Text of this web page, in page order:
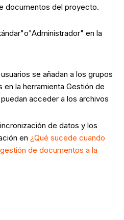
documentos del proyecto.
en la
se añadan a los grupos
la herramienta Gestión de
acceder a los archivos
de datos y los
en ¿Qué sucede cuando
de documentos a la